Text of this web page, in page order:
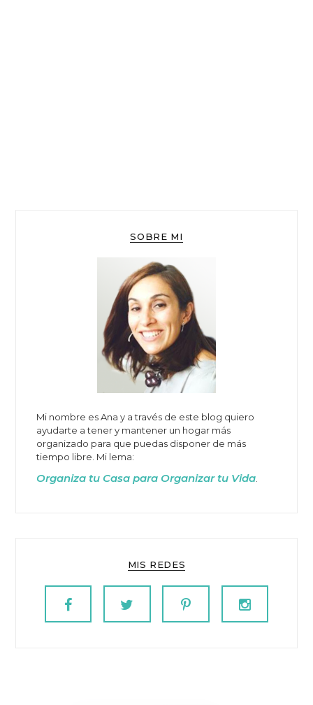
SOBRE MI
Mi nombre es Ana y a través de este blog quiero
ayudarte a tener y mantener un hogar más
organizado para que puedas disponer de más
tiempo libre. Mi lema:
Organiza tu Casa para Organizar tu Vida.
MIS REDES